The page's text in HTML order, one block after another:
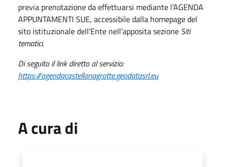
previa prenotazione da effettuarsi mediante l’AGENDA
APPUNTAMENTI SUE, accessibile dalla homepage del
sito istituzionale dell’Ente nell’apposita sezione Siti
tematici.
Di seguito il link diretto al servizio:
https://agendacastellanagrotte.geodatasrl.eu
A cura di